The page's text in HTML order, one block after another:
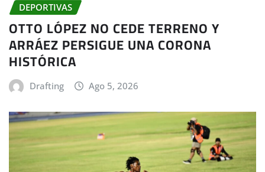
DEPORTIVAS
OTTO LÓPEZ NO CEDE TERRENO Y
ARRÁEZ PERSIGUE UNA CORONA
HISTÓRICA
Drafting Ago 5, 2026